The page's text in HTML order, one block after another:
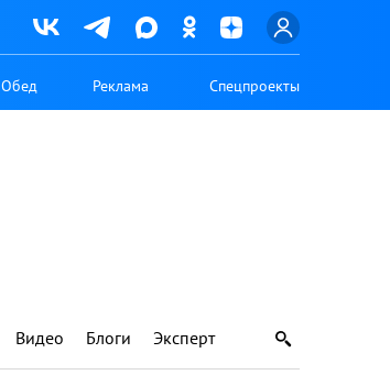
Обед Реклама Спецпроекты
Видео Блоги Эксперт